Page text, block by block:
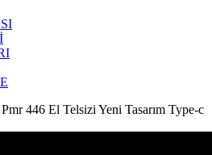
446 El Telsizi Yeni Tasarım Type-c